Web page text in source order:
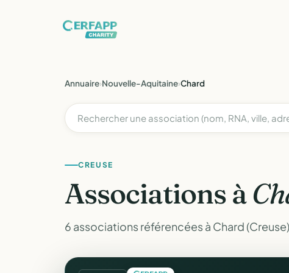
Annuaire›Nouvelle-Aquitaine›Chard
CREUSE
Associations à
6 associations référencées à Chard